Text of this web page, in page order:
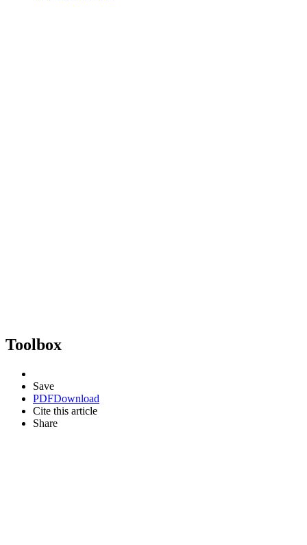
Toolbox
Save
PDFDownload
Cite this article
Share